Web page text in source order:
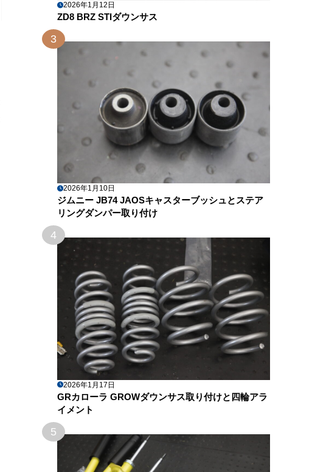
2026年1月12日
ZD8 BRZ STIダウンサス
3
2026年1月10日
ジムニー JB74 JAOSキャスターブッシュとステア
リングダンパー取り付け
4
2026年1月17日
GRカローラ GROWダウンサス取り付けと四輪アラ
イメント
5